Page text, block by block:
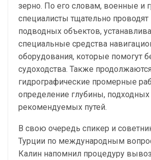
зерно. По его словам, военные и
специалисты тщательно проводят
подводных объектов,
специальные средства
оборудования, которые помогут
судоходства. Также продолжаются
гидрографические промерные
определение глубины, подходных
рекомендуемых путей.
В свою очередь спикер и
Турции по международным
Калин напомнил процедуру